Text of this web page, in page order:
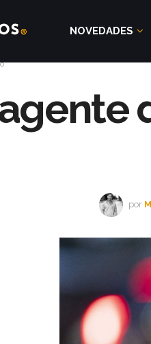
NOVEDADES
por